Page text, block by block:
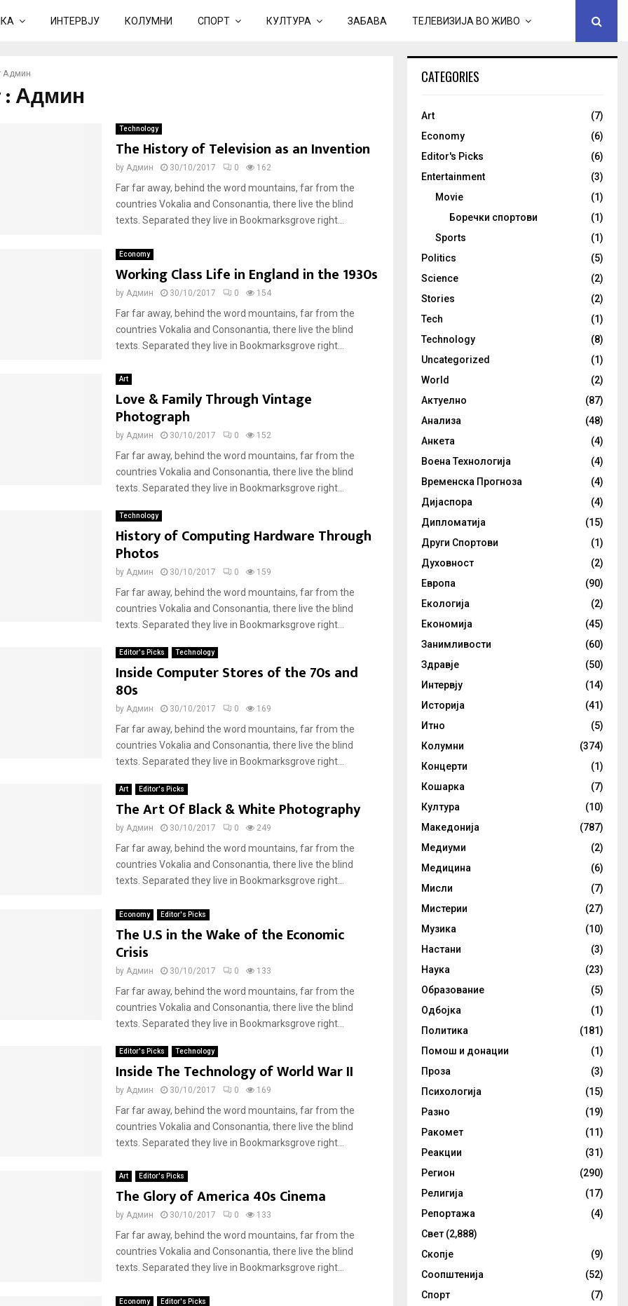
ИНТЕРВЈУ КОЛУМНИ СПОРТ КУЛТУРА ЗАБАВА ТЕЛЕВИЗИЈА ВО ЖИВО
Админ
Админ
Technology
The History of Television as an Invention
by Админ 30/10/2017 0 162
Far far away, behind the word mountains, far from the
countries Vokalia and Consonantia, there live the blind
texts. Separated they live in Bookmarksgrove right...
Economy
Working Class Life in England in the 1930s
by Админ 30/10/2017 0 154
Far far away, behind the word mountains, far from the
countries Vokalia and Consonantia, there live the blind
texts. Separated they live in Bookmarksgrove right...
Art
Love & Family Through Vintage
Photograph
by Админ 30/10/2017 0 152
Far far away, behind the word mountains, far from the
countries Vokalia and Consonantia, there live the blind
texts. Separated they live in Bookmarksgrove right...
Technology
History of Computing Hardware Through
Photos
by Админ 30/10/2017 0 159
Far far away, behind the word mountains, far from the
countries Vokalia and Consonantia, there live the blind
texts. Separated they live in Bookmarksgrove right...
Editor's Picks Technology
Inside Computer Stores of the 70s and
80s
by Админ 30/10/2017 0 169
Far far away, behind the word mountains, far from the
countries Vokalia and Consonantia, there live the blind
texts. Separated they live in Bookmarksgrove right...
Art Editor's Picks
The Art Of Black & White Photography
by Админ 30/10/2017 0 249
Far far away, behind the word mountains, far from the
countries Vokalia and Consonantia, there live the blind
texts. Separated they live in Bookmarksgrove right...
Economy Editor's Picks
The U.S in the Wake of the Economic
Crisis
by Админ 30/10/2017 0 133
Far far away, behind the word mountains, far from the
countries Vokalia and Consonantia, there live the blind
texts. Separated they live in Bookmarksgrove right...
Editor's Picks Technology
Inside The Technology of World War II
by Админ 30/10/2017 0 169
Far far away, behind the word mountains, far from the
countries Vokalia and Consonantia, there live the blind
texts. Separated they live in Bookmarksgrove right...
Art Editor's Picks
The Glory of America 40s Cinema
by Админ 30/10/2017 0 133
Far far away, behind the word mountains, far from the
countries Vokalia and Consonantia, there live the blind
texts. Separated they live in Bookmarksgrove right...
Economy Editor's Picks
CATEGORIES
Art
(7)
Economy
(6)
Editor's Picks
(6)
Entertainment
(3)
Movie
(1)
Боречки спортови
(1)
Sports
(1)
Politics
(5)
Science
(2)
Stories
(2)
Tech
(1)
Technology
(8)
Uncategorized
(1)
World
(2)
Актуелно
(87)
Анализа
(48)
Анкета
(4)
Воена Технологија
(4)
Временска Прогноза
(4)
Дијаспора
(4)
Дипломатија
(15)
Други Спортови
(1)
Духовност
(2)
Европа
(90)
Екологија
(2)
Економија
(45)
Занимливости
(60)
Здравје
(50)
Интервју
(14)
Историја
(41)
Итно
(5)
Колумни
(374)
Концерти
(1)
Кошарка
(7)
Култура
(10)
Македонија
(787)
Медиуми
(2)
Медицина
(6)
Мисли
(7)
Мистерии
(27)
Музика
(10)
Настани
(3)
Наука
(23)
Образование
(5)
Одбојка
(1)
Политика
(181)
Помош и донации
(1)
Проза
(3)
Психологија
(15)
Разно
(19)
Ракомет
(11)
Реакции
(31)
Регион
(290)
Религија
(17)
Репортажа
(4)
Свет (2,888)
Скопје
(9)
Соопштенија
(52)
Спорт
(7)